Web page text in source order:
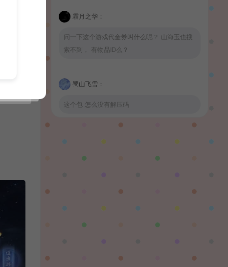
霜月之华：
问一下这个游戏代金券叫什么呢？ 山海玉也搜
索不到， 有物品ID么？
蜀山飞雪：
这个包 怎么没有解压码
山海玉